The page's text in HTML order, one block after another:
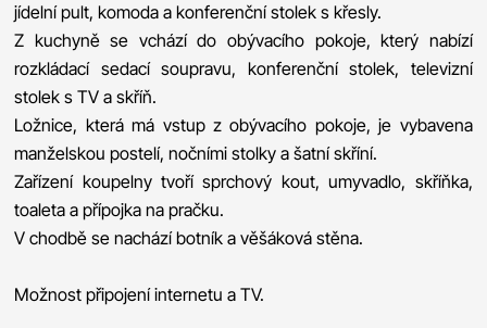
jídelní pult, komoda a konferenční stolek s křesly.
Z kuchyně se vchází do obývacího pokoje, který nabízí
rozkládací sedací soupravu, konferenční stolek, televizní
stolek s TV a skříň.
Ložnice, která má vstup z obývacího pokoje, je vybavena
manželskou postelí, nočními stolky a šatní skříní.
Zařízení koupelny tvoří sprchový kout, umyvadlo, skříňka,
toaleta a přípojka na pračku.
V chodbě se nachází botník a věšáková stěna.
Možnost připojení internetu a TV.